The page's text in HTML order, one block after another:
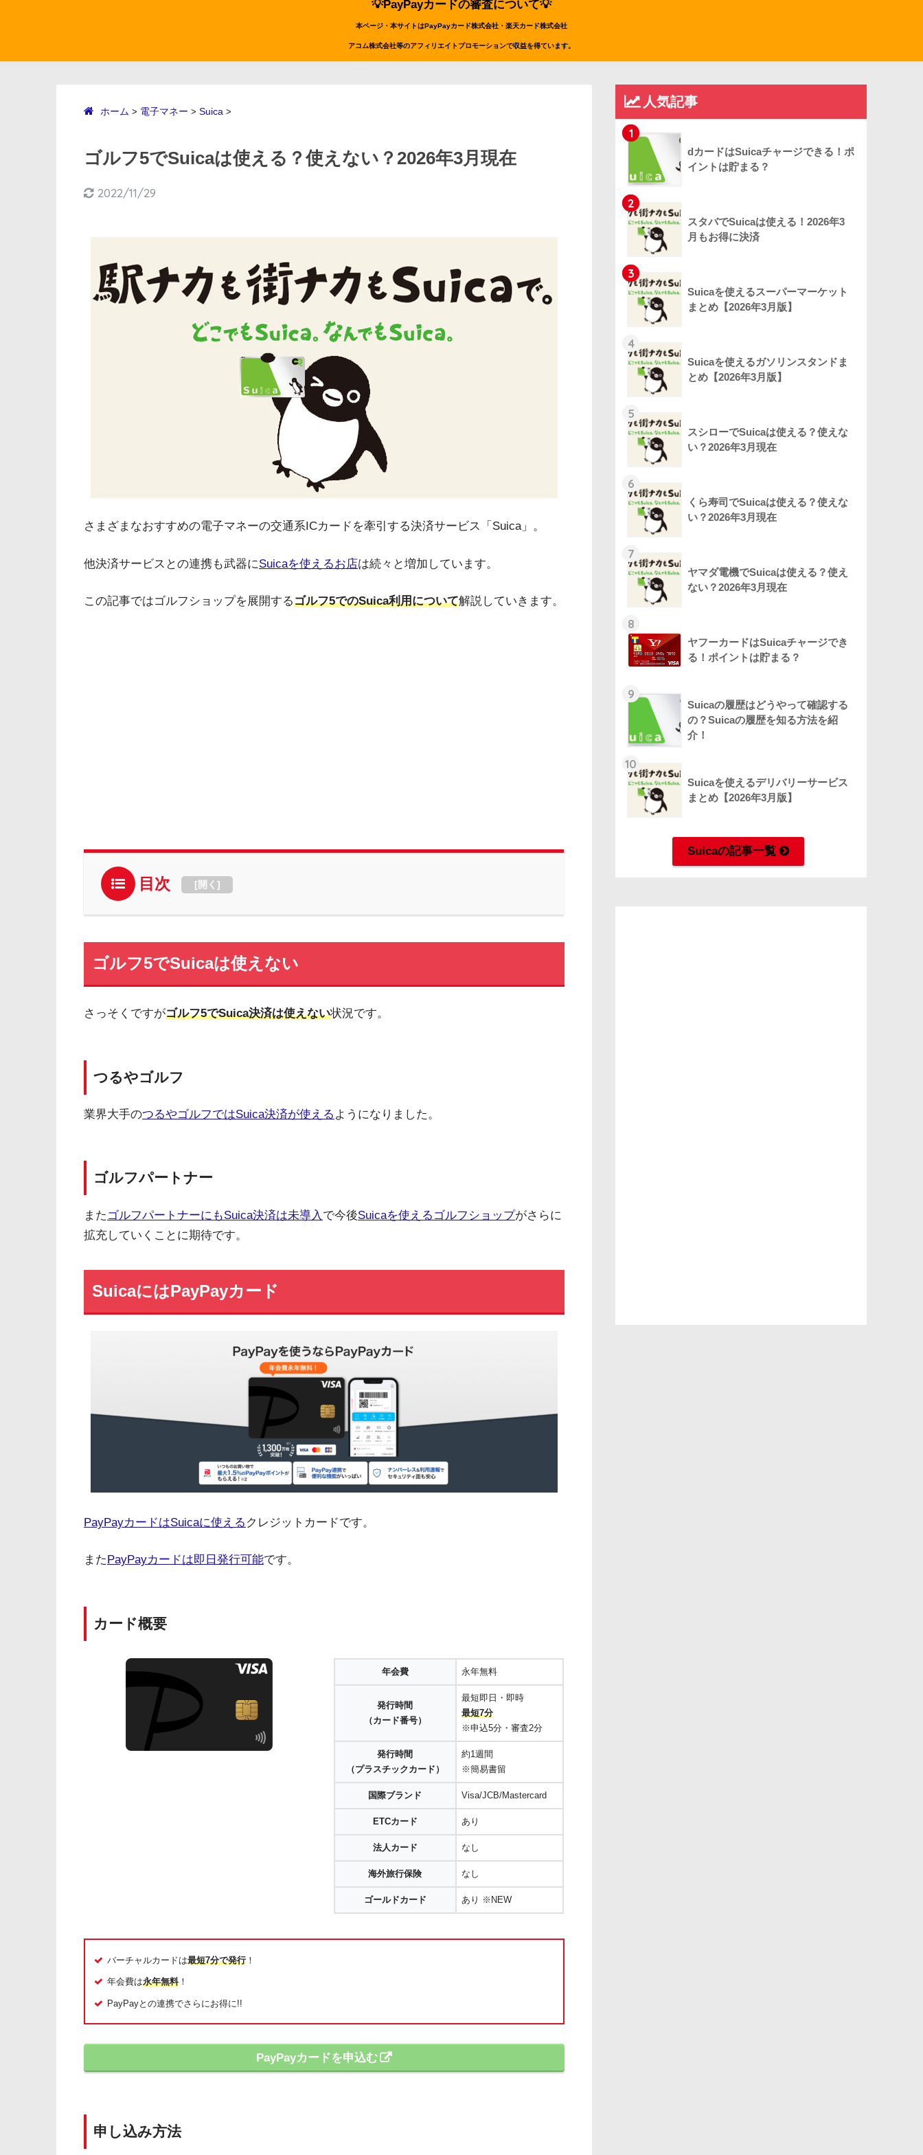
💡PayPayカードの審査について💡
本ページ・本サイトはPayPayカード株式会社・楽天カード株式会社
アコム株式会社等のアフィリエイトプロモーションで収益を得ています。
ホーム > 電子マネー > Suica >
ゴルフ5でSuicaは使える？使えない？2026年3月現在
2022/11/29
さまざまなおすすめの電子マネーの交通系ICカードを牽引する決済サービス「Suica」。
他決済サービスとの連携も武器にSuicaを使えるお店は続々と増加しています。
この記事ではゴルフショップを展開するゴルフ5でのSuica利用について解説していきます。
目次 [開く ]
ゴルフ5でSuicaは使えない
さっそくですがゴルフ5でSuica決済は使えない状況です。
つるやゴルフ
業界大手のつるやゴルフではSuica決済が使える ようになりました。
ゴルフパートナー
また ゴルフパートナーにもSuica決済は未導入 で今後Suicaを使えるゴルフショップがさらに
拡充していくことに期待です。
SuicaにはPayPayカード
PayPayカードはSuicaに使える クレジットカードです。
また PayPayカードは即日発行可能です。
カード概要
年会費 永年無料
発行時間
（カード番号）
最短即日・即時
最短7分
※申込5分・審査2分
発行時間
（プラスチックカード）
約1週間
※簡易書留
国際ブランド Visa/JCB/Mastercard
ETCカード あり
法人カード なし
海外旅行保険 なし
ゴールドカード あり ※NEW
バーチャルカードは最短7分で発行 ！
年会費は永年無料！
PayPayとの連携でさらにお得に!!
PayPayカードを申込む
申し込み方法
人気記事
1
dカードはSuicaチャージできる！ポ
イントは貯まる？
2
スタバでSuicaは使える！2026年3
月もお得に決済
3
Suicaを使えるスーパーマーケット
まとめ【2026年3月版】
4
Suicaを使えるガソリンスタンドま
とめ【2026年3月版】
5
スシローでSuicaは使える？使えな
い？2026年3月現在
6
くら寿司でSuicaは使える？使えな
い？2026年3月現在
7
ヤマダ電機でSuicaは使える？使え
ない？2026年3月現在
8
ヤフーカードはSuicaチャージでき
る！ポイントは貯まる？
9
Suicaの履歴はどうやって確認する
の？Suicaの履歴を知る方法を紹
介！
10
Suicaを使えるデリバリーサービス
まとめ【2026年3月版】
Suicaの記事一覧